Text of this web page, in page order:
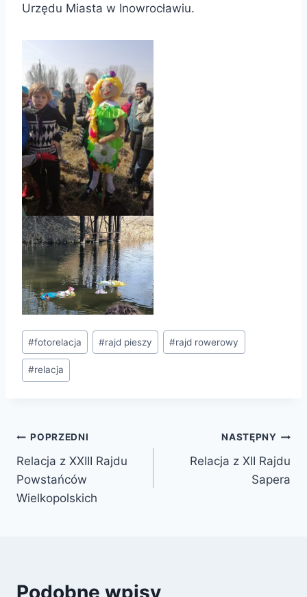
Urzędu Miasta w Inowrocławiu.
#fotorelacja #rajd pieszy #rajd rowerowy
#relacja
POPRZEDNI
Relacja z XXIII Rajdu
Powstańców
Wielkopolskich
NASTĘPNY
Relacja z XII Rajdu
Sapera
Podobne wpisy